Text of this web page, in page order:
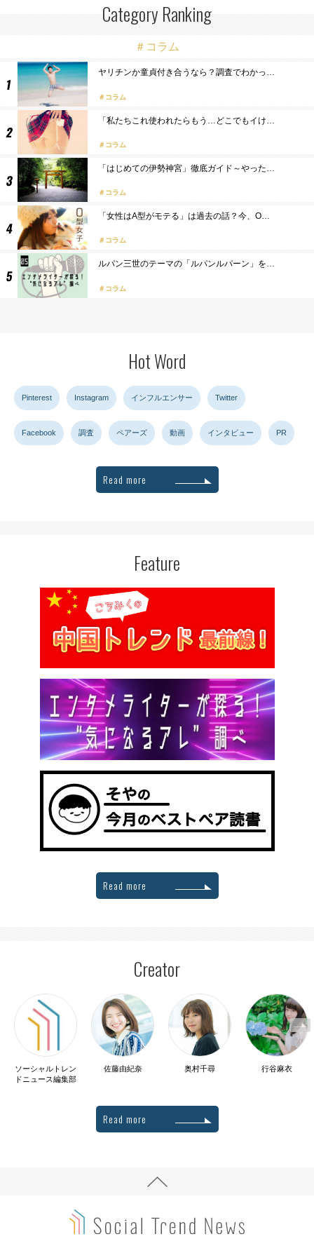
Category Ranking
＃コラム
ヤリチンか童貞付き合うなら？調査でわかっ…
コラム
「私たちこれ使われたらもう…どこでもイけ…
コラム
「はじめての伊勢神宮」徹底ガイド～やった…
コラム
「女性はA型がモテる」は過去の話？今、O…
コラム
ルパン三世のテーマの「ルパンルパーン」を…
コラム
Hot Word
Pinterest Instagram インフルエンサー Twitter
Facebook 調査 ペアーズ 動画 インタビュー PR
Read more
Feature
Read more
Creator
ソーシャルトレン
ドニュース編集部
佐藤由紀奈 奥村千尋 行谷麻衣
Read more